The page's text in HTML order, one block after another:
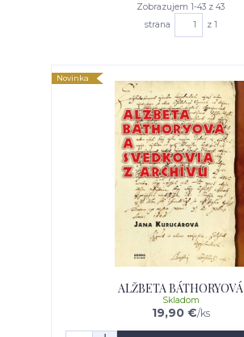
Zobrazujem 1-43 z 43
strana
z 1
Novinka
ALŽBETA BÁTHORYOVÁ
19,90 €/ks
Skladom